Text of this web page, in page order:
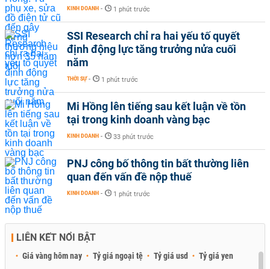
KINH DOANH - 1 phút trước
SSI Research chỉ ra hai yếu tố quyết
định động lực tăng trưởng nửa cuối
năm
THỜI SỰ - 1 phút trước
Mi Hồng lên tiếng sau kết luận về tồn
tại trong kinh doanh vàng bạc
KINH DOANH - 33 phút trước
PNJ công bố thông tin bất thường liên
quan đến vấn đề nộp thuế
KINH DOANH - 1 phút trước
LIÊN KẾT NỔI BẬT
Giá vàng hôm nay Tỷ giá ngoại tệ Tỷ giá usd
Tỷ giá yen